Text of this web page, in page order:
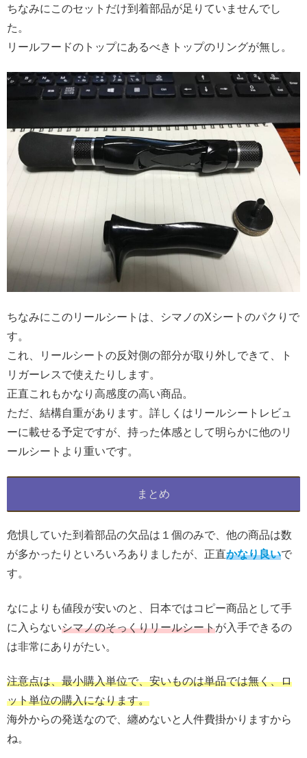
ちなみにこのセットだけ到着部品が足りていませんでし
た。
リールフードのトップにあるべきトップのリングが無し。
ちなみにこのリールシートは、シマノのXシートのパクりで
す。
これ、リールシートの反対側の部分が取り外しできて、ト
リガーレスで使えたりします。
正直これもかなり高感度の高い商品。
ただ、結構自重があります。詳しくはリールシートレビュ
ーに載せる予定ですが、持った体感として明らかに他のリ
ールシートより重いです。
まとめ
危惧していた到着部品の欠品は１個のみで、他の商品は数
が多かったりといろいろありましたが、正直かなり良いで
す。
なによりも値段が安いのと、日本ではコピー商品として手
に入らないシマノのそっくりリールシートが入手できるの
は非常にありがたい。
注意点は、最小購入単位で、安いものは単品では無く、ロ
ット単位の購入になります。
海外からの発送なので、纏めないと人件費掛かりますから
ね。